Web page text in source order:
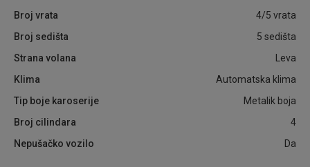
Broj vrata
4/5 vrata
Broj sedišta
5 sedišta
Strana volana
Leva
Klima
Automatska klima
Tip boje karoserije
Metalik boja
Broj cilindara
4
Nepušačko vozilo
Da